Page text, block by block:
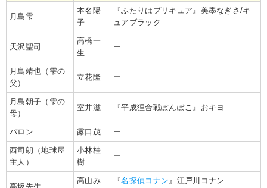
月島雫
本名陽
子
『ふたりはプリキュア』美墨なぎさ/キ
ュアブラック
天沢聖司
高橋一
生
ー
月島靖也（雫の
父）
立花隆 ー
月島朝子（雫の
母）
室井滋 『平成狸合戦ぽんぽこ』おキヨ
バロン 露口茂 ー
西司朗（地球屋
主人）
小林桂
樹
ー
高山み
『名探偵コナン 』江戸川コナン